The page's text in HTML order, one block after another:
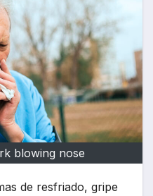
blowing nose
de resfriado, gripe